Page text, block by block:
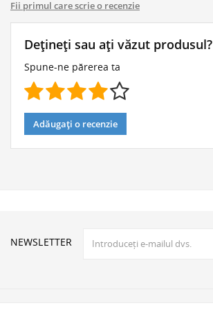
Fii primul care scrie o recenzie
Dețineți sau ați văzut produsul?
Spune-ne părerea ta
Adăugați o recenzie
NEWSLETTER